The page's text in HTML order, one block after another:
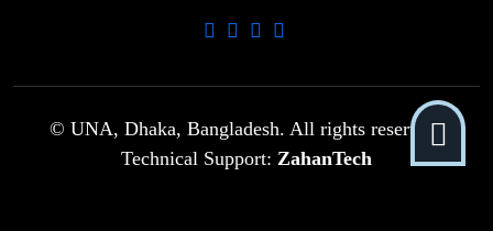
আ.লীগ ও বিএনপির বিরুদ্ধে সমানভাবে
ঢাবিতে মাথায় কাঁঠাল পড়ে মালির মৃত্যু
© UNA, Dhaka, Bangladesh. All rights reserved.
Technical Support: ZahanTech